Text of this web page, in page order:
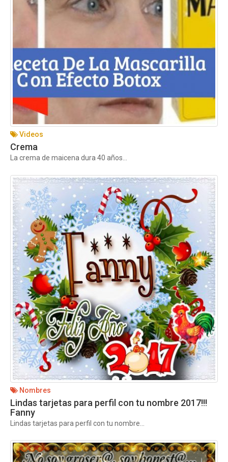
Videos
Crema
La crema de maicena dura 40 años...
Nombres
Lindas tarjetas para perfil con tu nombre 2017!!!
Fanny
Lindas tarjetas para perfil con tu nombre...